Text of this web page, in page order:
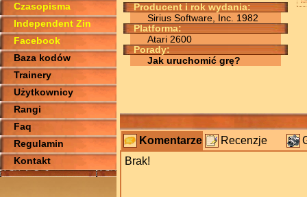
Czasopisma
Independent Zin
Facebook
Baza kodów
Trainery
Użytkownicy
Rangi
Faq
Regulamin
Kontakt
Producent i rok wydania:
Sirius Software, Inc. 1982
Platforma:
Atari 2600
Porady:
Jak uruchomić grę?
Komentarze Recenzje
Brak!